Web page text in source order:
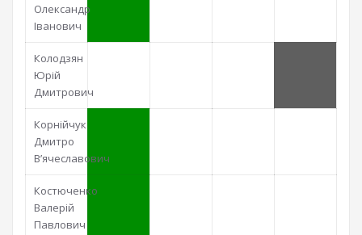
Олександр
Іванович
Колодзян
Юрій
Дмитрович
Корнійчук
Дмитро
В’ячеславович
Костюченко
Валерій
Павлович